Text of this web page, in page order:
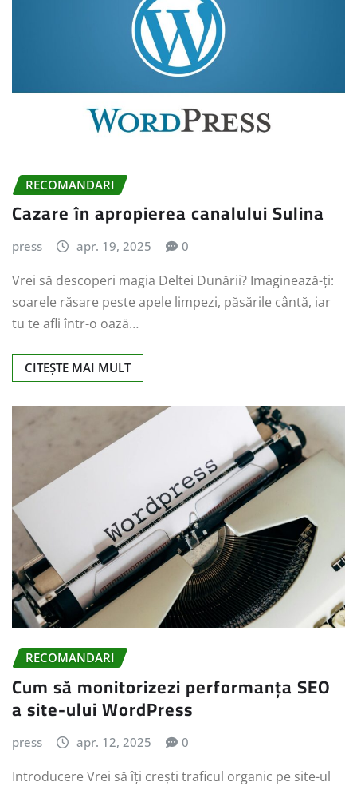
RECOMANDARI
Cazare în apropierea canalului Sulina
press apr. 19, 2025 0
Vrei să descoperi magia Deltei Dunării? Imaginează-ți:
soarele răsare peste apele limpezi, păsările cântă, iar
tu te afli într-o oază…
CITEȘTE MAI MULT
RECOMANDARI
Cum să monitorizezi performanța SEO
a site-ului WordPress
press apr. 12, 2025 0
Introducere Vrei să îți crești traficul organic pe site-ul